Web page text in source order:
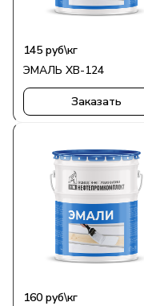
145 руб\кг
ЭМАЛЬ ХВ-124
Заказать
160 руб\кг